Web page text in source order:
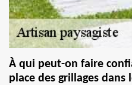
À qui peut-on faire
place des grillages dans